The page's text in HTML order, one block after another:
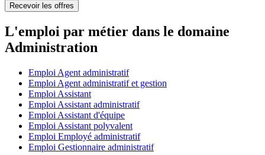
Recevoir les offres
L'emploi par métier dans le domaine
Administration
Emploi Agent administratif
Emploi Agent administratif et gestion
Emploi Assistant
Emploi Assistant administratif
Emploi Assistant d'équipe
Emploi Assistant polyvalent
Emploi Employé administratif
Emploi Gestionnaire administratif